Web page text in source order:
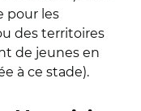
pour les
des territoires
de jeunes en
à ce stade).